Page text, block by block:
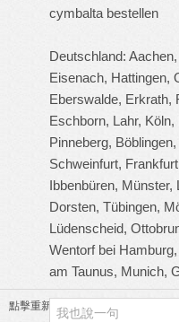
cymbalta bestellen
Deutschland:
Eisenach, Hattingen,
Eberswalde, Erkrath,
Eschborn, Lahr,
Pinneberg,
Schweinfurt,
Ibbenbüren, Münster,
Dorsten, Tübingen,
Lüdenscheid,
Wentorf bei
am Taunus, Munich,
點擊重新加載